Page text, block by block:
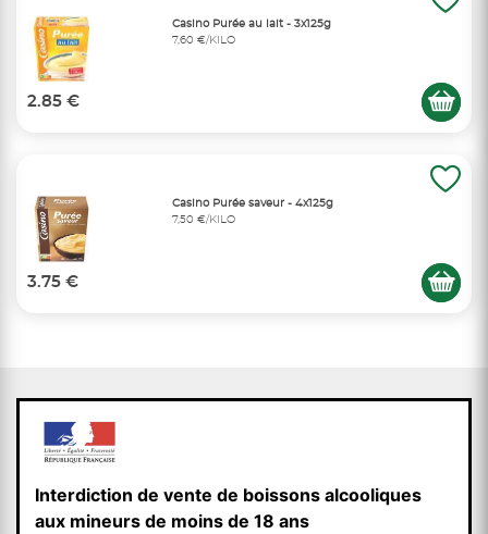
Casino Purée au lait - 3x125g
7,60 €/KILO
2.85 €
Casino Purée saveur - 4x125g
7,50 €/KILO
3.75 €
Interdiction de vente de boissons alcooliques
aux mineurs de moins de 18 ans